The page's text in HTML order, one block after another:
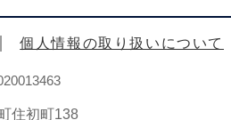
個人情報の取り扱いについて
住初町138